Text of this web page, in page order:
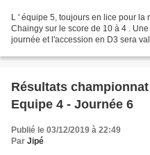
L ' équipe 5, toujours en lice pour
Chaingy sur le score de 10 à 4 .
journée et l'accession en D3 sera
Résultats
Equipe 4 - Journée 6
Publié le 03/12/2019 à 22:49
Par Jipé